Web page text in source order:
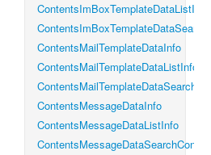
ContentsImBoxTemplateDataListInfo
ContentsMailTemplateDataInfo
ContentsMailTemplateDataListInfo
ContentsMessageDataInfo
ContentsMessageDataListInfo